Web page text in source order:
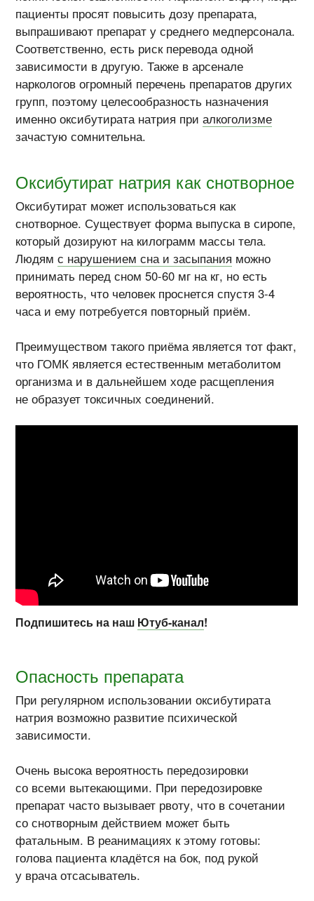
пациенты просят повысить дозу препарата,
выпрашивают препарат у среднего медперсонала.
Соответственно, есть риск перевода одной
зависимости в другую. Также в арсенале
наркологов огромный перечень препаратов других
групп, поэтому целесообразность назначения
именно оксибутирата натрия приалкоголизме
зачастую сомнительна.
Оксибутират натрия как снотворное
Оксибутират может использоваться как
снотворное. Существует форма выпуска в сиропе,
который дозируют на килограмм массы тела.
Людямс нарушением сна и засыпания можно
принимать перед сном 50-60 мг на кг, но есть
вероятность, что человек проснется спустя 3-4
часа и ему потребуется повторный приём.
Преимуществом такого приёма является тот факт,
что ГОМК является естественным метаболитом
организма и в дальнейшем ходе расщепления
не образует токсичных соединений.
Подпишитесь на наш Ютуб-канал!
Опасность препарата
При регулярном использовании оксибутирата
натрия возможно развитие психической
зависимости.
Очень высока вероятность передозировки
со всеми вытекающими. При передозировке
препарат часто вызывает рвоту, что в сочетании
со снотворным действием может быть
фатальным. В реанимациях к этому готовы:
голова пациента кладётся на бок, под рукой
у врача отсасыватель.